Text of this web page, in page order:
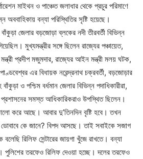
মাইথন ও পাঞ্চেত জলাধার থেকে প্রচুর পরিমাণে
অববাহিকায় বন্যা পরিস্থিতির সৃষ্টি হয়েছে।
জেলার বড়জোড়া ব্লকের নদী তীরবর্তী বিভিন্ন
মুখ্যমন্ত্রীর সঙ্গে ছিলেন রাজ্যের পঞ্চায়েত,
প্রদীপ মজুমদার, রাজ্যের আইন মন্ত্রী মলয় ঘটক,
এর বিধায়ক নরেন্দ্রনাথ চক্রবর্তী, বড়জোড়ার
ও পশ্চিম বর্ধমান জেলার বিভিন্ন পদাধিকারীরা,
প্রশাসনের সমস্ত আধিকারিকরাও উপস্থিত ছিলেন।
করে আছে। আবার দু’তিনদিন বৃষ্টি হবে। তখন
কে জানে? বিপদ আসছে। তাই সবাইকে সজাগ
রিলিফ সেন্টারের জায়গা খুঁজে রাখতে। বন্যা
পুলিশের তরফেও রিলিফ দেওয়া হচ্ছে। দলের তরফেও